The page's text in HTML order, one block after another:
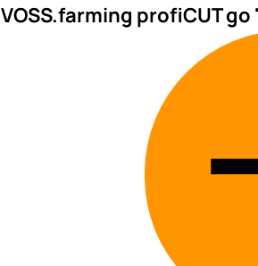
VOSS.farming profiCUT